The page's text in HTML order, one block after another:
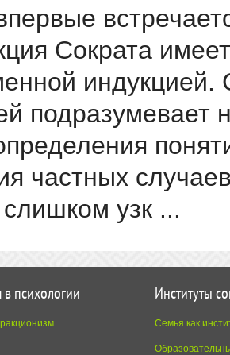
Сократа
индукцией.
подразумевает
частных
узк ...
психологии Институты
Семья как